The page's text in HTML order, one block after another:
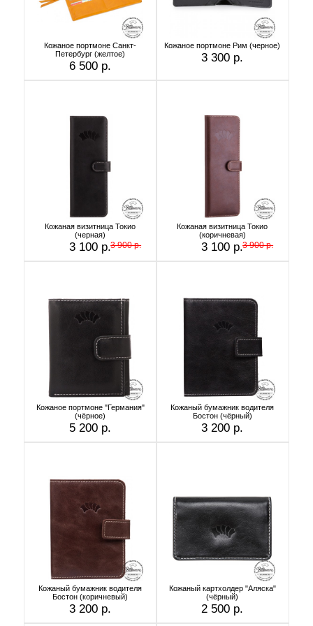
Кожаное портмоне Санкт-
Петербург (желтое)
6 500 р.
Кожаное портмоне Рим (черное)
3 300 р.
Кожаная визитница Токио
(черная)
3 100 р.3 900 р.
Кожаная визитница Токио
(коричневая)
3 100 р.3 900 р.
Кожаное портмоне "Германия"
(чёрное)
5 200 р.
Кожаный бумажник водителя
Бостон (чёрный)
3 200 р.
Кожаный бумажник водителя
Бостон (коричневый)
3 200 р.
Кожаный картхолдер "Аляска"
(чёрный)
2 500 р.